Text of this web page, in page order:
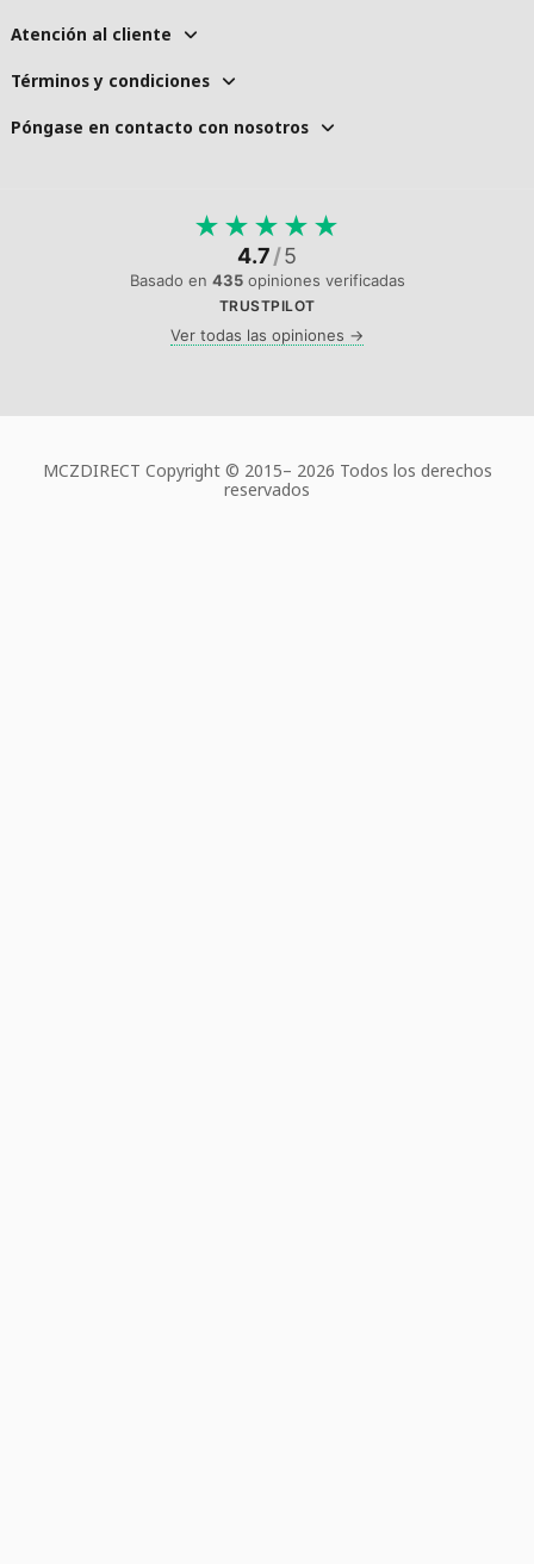
Atención al cliente
Términos y condiciones
Póngase en contacto con nosotros
★ ★ ★ ★ ★
4.7/5
Basado en 435opiniones verificadas
TRUSTPILOT
Ver todas las opiniones →
MCZDIRECT Copyright © 2015– 2026 Todos los derechos
reservados